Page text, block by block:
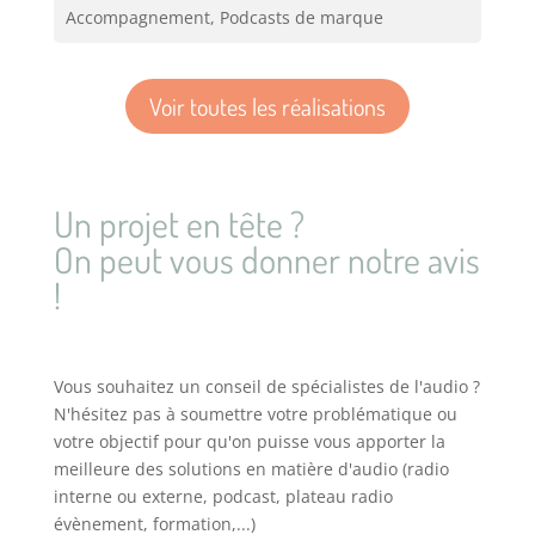
Accompagnement, Podcasts de marque
Voir toutes les réalisations
Un projet en tête ?
On peut vous donner notre avis
!
Vous souhaitez un conseil de spécialistes de l'audio ?
N'hésitez pas à soumettre votre problématique ou
votre objectif pour qu'on puisse vous apporter la
meilleure des solutions en matière d'audio (radio
interne ou externe, podcast, plateau radio
évènement, formation,...)